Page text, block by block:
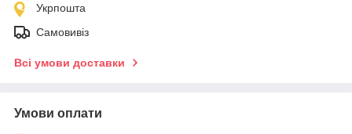
Укрпошта
Самовивіз
Всі умови доставки
Умови оплати